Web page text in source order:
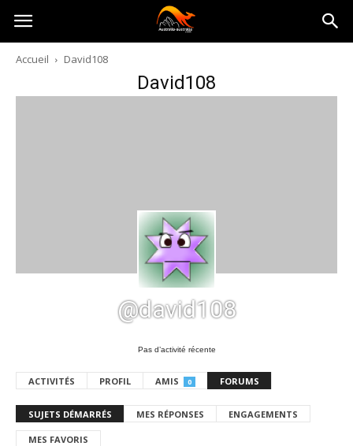
Australia-
australie.com
Accueil David108
David108
@david108
Pas d’activité récente
ACTIVITÉS PROFIL AMIS 0 FORUMS
SUJETS DÉMARRÉS MES RÉPONSES ENGAGEMENTS
MES FAVORIS